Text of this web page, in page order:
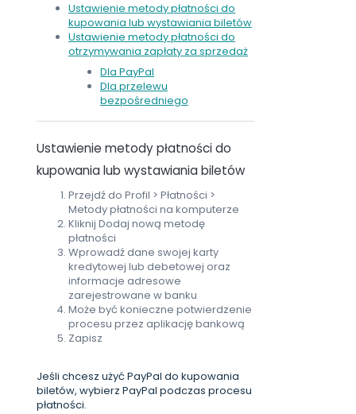
Ustawienie metody płatności do
kupowania lub wystawiania biletów
Ustawienie metody płatności do
otrzymywania zapłaty za sprzedaż
Dla PayPal
Dla przelewu
bezpośredniego
Ustawienie metody płatności do
kupowania lub wystawiania biletów
Przejdź do Profil > Płatności >
Metody płatności na komputerze
Kliknij Dodaj nową metodę
płatności
Wprowadź dane swojej karty
kredytowej lub debetowej oraz
informacje adresowe
zarejestrowane w banku
Może być konieczne potwierdzenie
procesu przez aplikację bankową
Zapisz
Jeśli chcesz użyć PayPal do kupowania
biletów, wybierz PayPal podczas procesu
płatności.